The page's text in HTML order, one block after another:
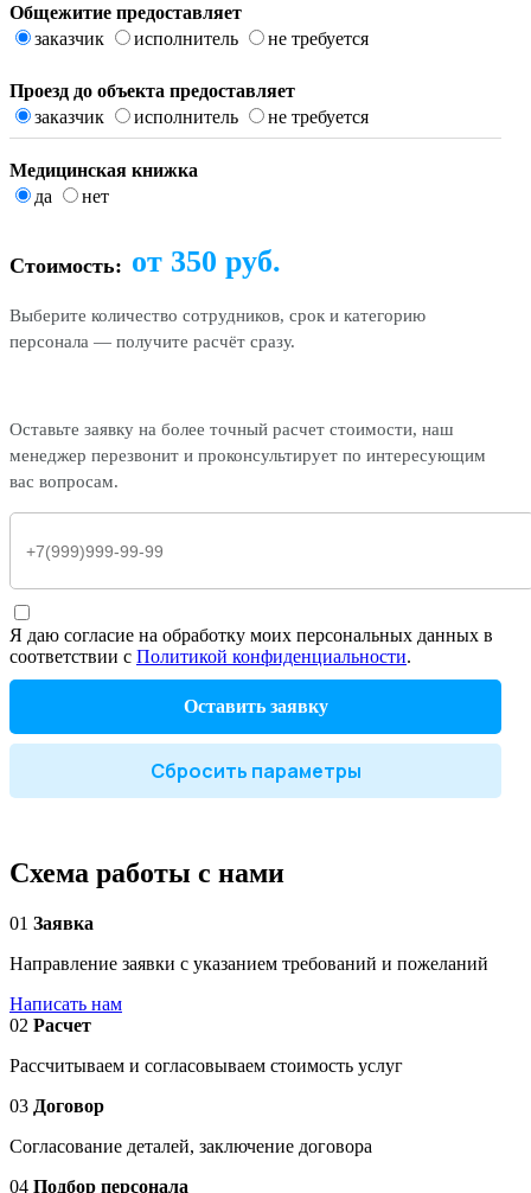
Общежитие предоставляет
заказчик
исполнитель не требуется
Проезд до объекта предоставляет
заказчик
исполнитель не требуется
Медицинская книжка
да
нет
Стоимость: от 350 руб.
Выберите количество сотрудников, срок и категорию
персонала — получите расчёт сразу.
Оставьте заявку на более точный расчет стоимости, наш
менеджер перезвонит и проконсультирует по интересующим
вас вопросам.
Я даю согласие на обработку моих персональных данных в
соответствии с Политикой конфиденциальности.
Оставить заявку
Сбросить параметры
Схема работы с нами
01 Заявка
Направление заявки с указанием требований и пожеланий
Написать нам
02 Расчет
Рассчитываем и согласовываем стоимость услуг
03 Договор
Согласование деталей, заключение договора
04 Подбор персонала